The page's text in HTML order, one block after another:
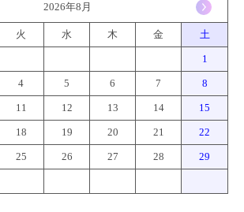
2026年8月
火 水 木 金 土
1
4 5 6 7 8
11 12 13 14 15
18 19 20 21 22
25 26 27 28 29